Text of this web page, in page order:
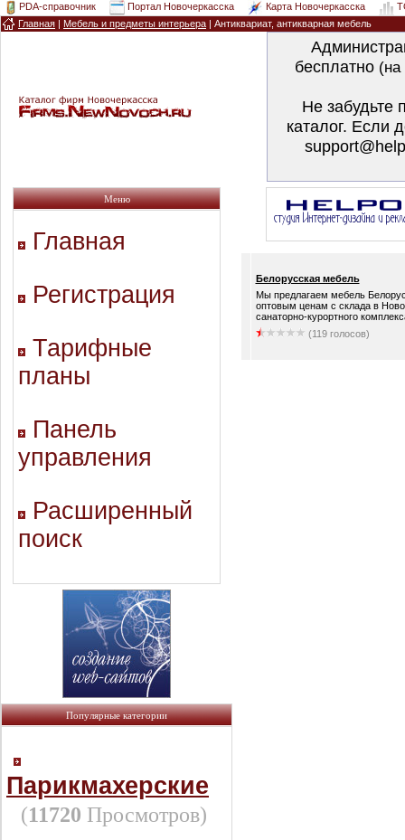
PDA-справочник Портал Новочеркасска Карта Новочеркасска
Главная | Мебель и предметы интерьера | Антиквариат, антикварная мебель
бесплатно
Не забудьте
каталог. Если
Меню
Главная
Регистрация
Тарифные
планы
Панель
управления
Расширенный
поиск
Популярные категории
Парикмахерские
(11720 Просмотров)
Белорусская мебель
Мы предлагаем мебель
оптовым ценам с склада в
санаторно-курортного
(119 голосов)